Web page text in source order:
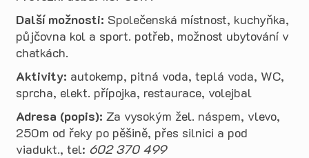
Další možnosti: Společenská místnost, kuchyňka,
půjčovna kol a sport. potřeb, možnost ubytování v
chatkách.
Aktivity: autokemp, pitná voda, teplá voda, WC,
sprcha, elekt. přípojka, restaurace, volejbal
Adresa (popis): Za vysokým žel. náspem, vlevo,
250m od řeky po pěšině, přes silnici a pod
viadukt., tel: 602 370 499